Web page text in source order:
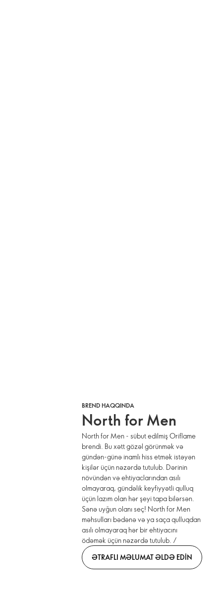
BREND HAQQINDA
North for Men
North for Men - sübut edilmiş Oriflame
brendi. Bu xətt gözəl görünmək və
gündən-günə inamlı hiss etmək istəyən
kişilər üçün nəzərdə tutulub. Dərinin
növündən və ehtiyaclarından asılı
olmayaraq, gündəlik keyfiyyətli qulluq
üçün lazım olan hər şeyi tapa bilərsən.
Sənə uyğun olanı seç! North for Men
məhsulları bədənə və ya saça qulluqdan
asılı olmayaraq hər bir ehtiyacını
ödəmək üçün nəzərdə tutulub. /
ƏTRAFLI MƏLUMAT ƏLDƏ EDIN